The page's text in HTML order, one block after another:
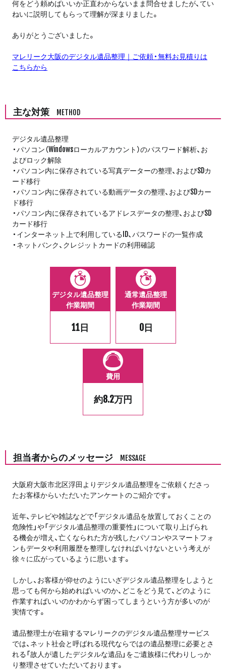
何をどう頼めばいいか正直わからないまま問合せましたが、てい
ねいに説明してもらって理解が深まりました。
ありがとうございました。
マレリーク大阪のデジタル遺品整理｜ご依頼・無料お見積りは
こちらから
主な対策 METHOD
デジタル遺品整理
・パソコン（Windowsローカルアカウント）のパスワード解析、お
よびロック解除
・パソコン内に保存されている写真データーの整理、およびSDカ
ード移行
・パソコン内に保存されている動画データの整理、およびSDカー
ド移行
・パソコン内に保存されているアドレスデータの整理、およびSD
カード移行
・インターネット上で利用しているID、パスワードの一覧作成
・ネットバンク、クレジットカードの利用確認
デジタル遺品整理
作業期間
11日
通常遺品整理
作業期間
0日
費用
約8.2万円
担当者からのメッセージ MESSAGE
大阪府大阪市北区浮田よりデジタル遺品整理をご依頼くださっ
たお客様からいただいたアンケートのご紹介です。
近年、テレビや雑誌などで「デジタル遺品を放置しておくことの
危険性」や「デジタル遺品整理の重要性」について取り上げられ
る機会が増え、亡くなられた方が残したパソコンやスマートフォ
ンもデータや利用履歴を整理しなければいけないという考えが
徐々に広がっているように思います。
しかし、お客様が仰せのようにいざデジタル遺品整理をしようと
思っても何から始めればいいのか、どこをどう見て、どのように
作業すればいいのかわからず困ってしまうという方が多いのが
実情です。
遺品整理士が在籍するマレリークのデジタル遺品整理サービス
では、ネット社会と呼ばれる現代ならではの遺品整理に必要とさ
れる「故人が遺したデジタルな遺品」をご遺族様に代わりしっか
り整理させていただいております。